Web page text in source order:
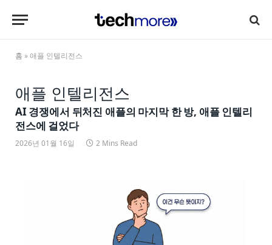
홈 »애플 인텔리전스
애플 인텔리전스
AI 경쟁에서 뒤처진 애플의 마지막 한 방, 애플 인텔리
전스에 걸었다
2026년 01월 16일 2 Mins Read